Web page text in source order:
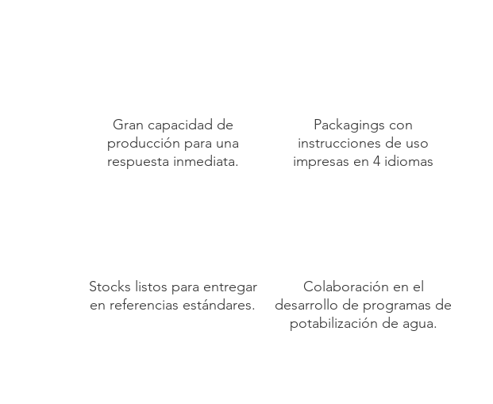
Gran capacidad de
producción para una
respuesta inmediata.
Stocks listos para entregar
en referencias estándares.
Packagings con
instrucciones de uso
impresas en 4 idiomas
Colaboración en el
desarrollo de programas de
potabilización de agua.